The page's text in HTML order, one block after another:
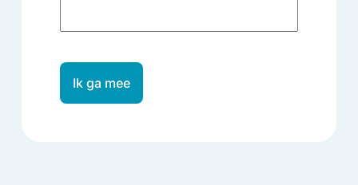
Ik ga mee